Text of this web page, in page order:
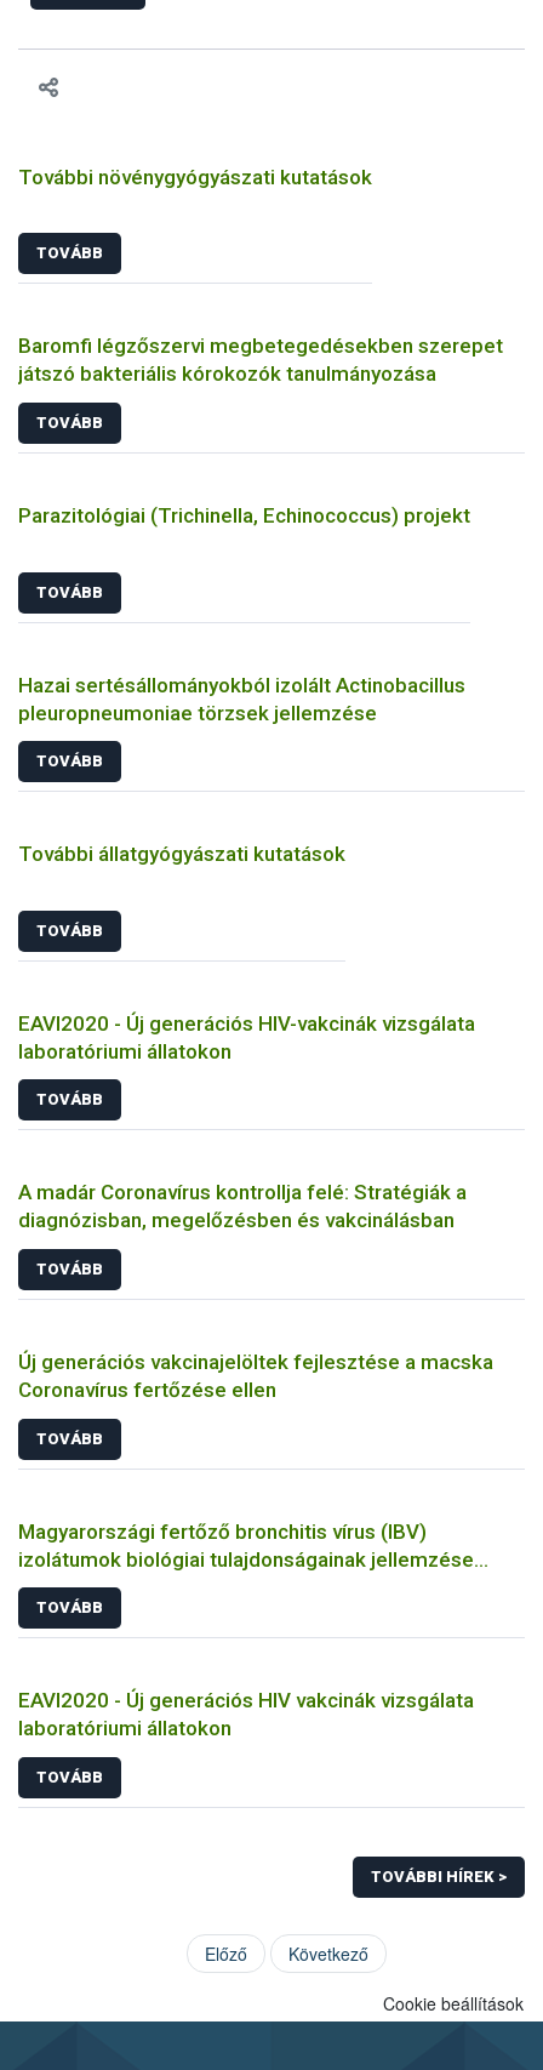
vonni az ebek viselkedésének megítélésében jártas szakértőt.
További növénygyógyászati kutatások
TOVÁBB
Baromfi légzőszervi megbetegedésekben szerepet
játszó bakteriális kórokozók tanulmányozása
TOVÁBB
Parazitológiai (Trichinella, Echinococcus) projekt
TOVÁBB
Hazai sertésállományokból izolált Actinobacillus
pleuropneumoniae törzsek jellemzése
TOVÁBB
További állatgyógyászati kutatások
TOVÁBB
EAVI2020 - Új generációs HIV-vakcinák vizsgálata
laboratóriumi állatokon
TOVÁBB
A madár Coronavírus kontrollja felé: Stratégiák a
diagnózisban, megelőzésben és vakcinálásban
TOVÁBB
Új generációs vakcinajelöltek fejlesztése a macska
Coronavírus fertőzése ellen
TOVÁBB
Magyarországi fertőző bronchitis vírus (IBV)
izolátumok biológiai tulajdonságainak jellemzése
állatkísérletes és molekuláris biológiai eszközökkel
TOVÁBB
EAVI2020 - Új generációs HIV vakcinák vizsgálata
laboratóriumi állatokon
TOVÁBB
TOVÁBBI HÍREK >
Előző Következő
Cookie beállítások